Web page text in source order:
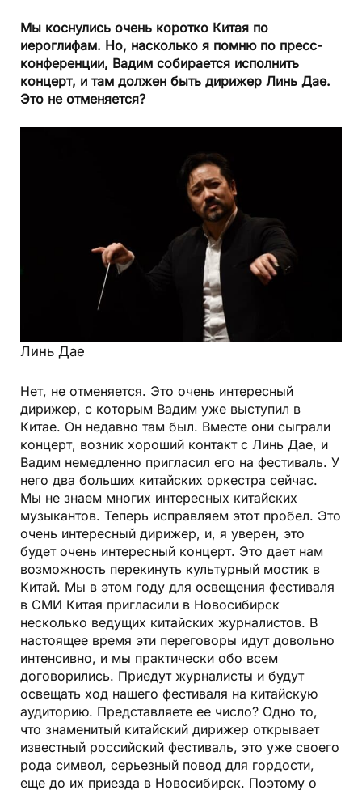
Мы коснулись очень коротко Китая по
иероглифам. Но, насколько я помню по пресс-
конференции, Вадим собирается исполнить
концерт, и там должен быть дирижер Линь Дае.
Это не отменяется?
Линь Дае
Нет, не отменяется. Это очень интересный
дирижер, с которым Вадим уже выступил в
Китае. Он недавно там был. Вместе они сыграли
концерт, возник хороший контакт с Линь Дае, и
Вадим немедленно пригласил его на фестиваль. У
него два больших китайских оркестра сейчас.
Мы не знаем многих интересных китайских
музыкантов. Теперь исправляем этот пробел. Это
очень интересный дирижер, и, я уверен, это
будет очень интересный концерт. Это дает нам
возможность перекинуть культурный мостик в
Китай. Мы в этом году для освещения фестиваля
в СМИ Китая пригласили в Новосибирск
несколько ведущих китайских журналистов. В
настоящее время эти переговоры идут довольно
интенсивно, и мы практически обо всем
договорились. Приедут журналисты и будут
освещать ход нашего фестиваля на китайскую
аудиторию. Представляете ее число? Одно то,
что знаменитый китайский дирижер открывает
известный российский фестиваль, это уже своего
рода символ, серьезный повод для гордости,
еще до их приезда в Новосибирск. Поэтому о